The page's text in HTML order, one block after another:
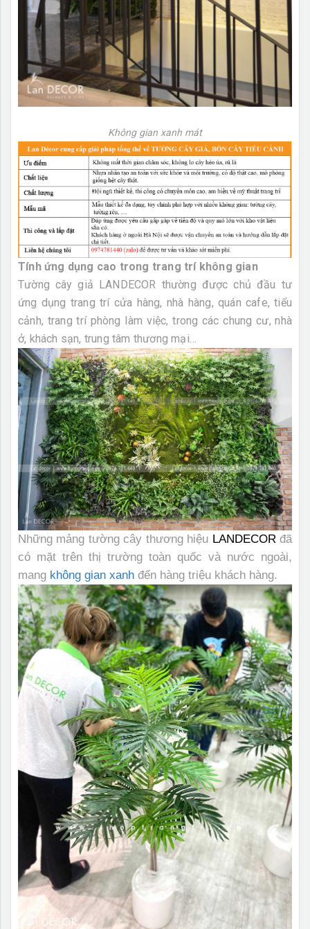
Không gian xanh mát
Tính ứng dụng cao trong trang trí không gian
Tường cây giả LANDECOR thường được chủ đầu tư
ứng dụng trang trí cửa hàng, nhà hàng, quán cafe, tiểu
cảnh, trang trí phòng làm việc, trong các chung cư, nhà
ở, khách sạn, trung tâm thương mại…
Những mảng tường cây thương hiệu LANDECOR đã
có mặt trên thị trường toàn quốc và nước ngoài,
mang không gian xanh đến hàng triệu khách hàng.